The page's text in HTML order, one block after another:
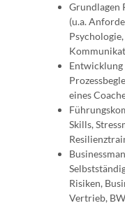
Grundlagen
(u.a.
Entwicklung
eines
Skills,
Risiken,
Vertrieb,